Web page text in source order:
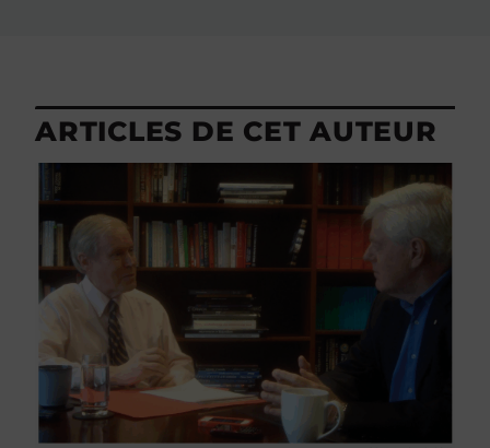
ARTICLES DE CET AUTEUR